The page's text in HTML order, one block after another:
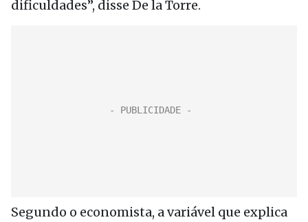
dificuldades”, disse De la Torre.
Segundo o economista, a variável que explica